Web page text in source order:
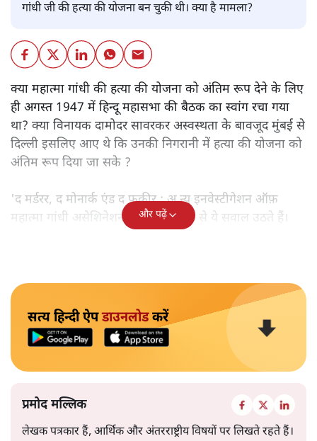
गांधी जी की हत्या की योजना बन चुकी थी। क्या है मामला?
क्या महात्मा गांधी की हत्या की योजना को अंतिम रूप देने के लिए
ही अगस्त 1947 में हिन्दू महासभा की बैठक का स्वांग रचा गया
था? क्या विनायक दामोदर सावरकर अस्वस्थता के बावजूद मुंबई से
दिल्ली इसलिए आए थे कि उनकी निगरानी में हत्या की योजना को
अंतिम रूप दिया जा सके ?
'द मर्डरर, द मोनार्क एंड द फ़कीर : अ न्यू इनवेस्टीगेशन ऑफ़
महात्मा गांधी असेशिनेशन' नामक किताब से ये सवाल उठते हैं।
और पढ़ें
सत्य हिन्दी ऐपडाउनलोडकरें
प्रमोद मल्लिक
लेखक पत्रकार हैं, आर्थिक और अंतरराष्ट्रीय विषयों पर लिखते रहते हैं।